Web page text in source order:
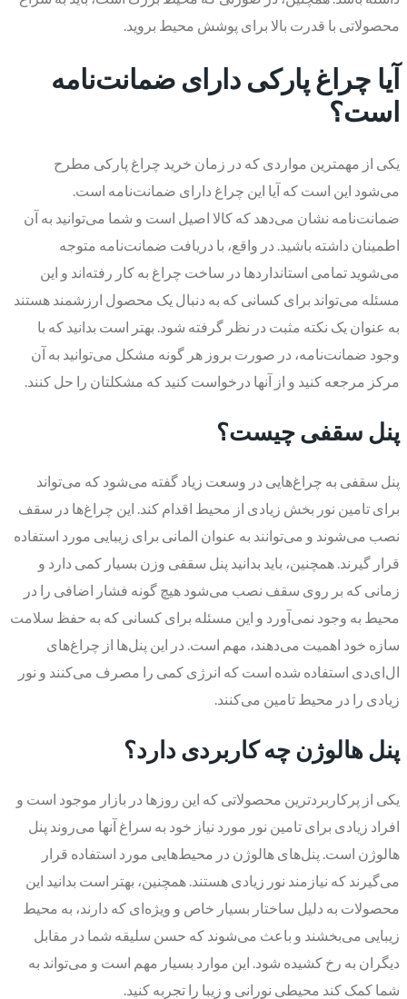
محصولاتی با قدرت بالا برای پوشش محیط بروید.
آیا چراغ پارکی دارای ضمانت‌نامه
است؟
یکی از مهمترین مواردی که در زمان خرید چراغ پارکی مطرح
می‌شود این است که آیا این چراغ دارای ضمانت‌نامه است.
ضمانت‌نامه نشان می‌دهد که کالا اصیل است و شما می‌توانید به آن
اطمینان داشته باشید. در واقع، با دریافت ضمانت‌نامه متوجه
می‌شوید تمامی استانداردها در ساخت چراغ به کار رفته‌اند و این
مسئله می‌تواند برای کسانی که به دنبال یک محصول ارزشمند هستند
به عنوان یک نکته مثبت در نظر گرفته شود. بهتر است بدانید که با
وجود ضمانت‌نامه، در صورت بروز هر گونه مشکل می‌توانید به آن
مرکز مرجعه کنید و از آنها درخواست کنید که مشکلتان را حل کنند.
پنل سقفی چیست؟
پنل سقفی به چراغ‌هایی در وسعت زیاد گفته می‌شود که می‌تواند
برای تامین نور بخش زیادی از محیط اقدام کند. این چراغ‌ها در سقف
نصب می‌شوند و می‌توانند به عنوان المانی برای زیبایی مورد استفاده
قرار گیرند. همچنین، باید بدانید پنل سقفی وزن بسیار کمی دارد و
زمانی که بر روی سقف نصب می‌شود هیچ گونه فشار اضافی را در
محیط به وجود نمی‌آورد و این مسئله برای کسانی که به حفظ سلامت
سازه خود اهمیت می‌دهند، مهم است. در این پنل‌ها از چراغ‌های
ال‌ای‌دی استفاده شده است که انرژی کمی را مصرف می‌کنند و نور
زیادی را در محیط تامین می‌کنند.
پنل هالوژن چه کاربردی دارد؟
یکی از پرکاربردترین محصولاتی که این روزها در بازار موجود است و
افراد زیادی برای تامین نور مورد نیاز خود به سراغ آنها می‌روند پنل
هالوژن است. پنل‌های هالوژن در محیط‌هایی مورد استفاده قرار
می‌گیرند که نیازمند نور زیادی هستند. همچنین، بهتر است بدانید این
محصولات به دلیل ساختار بسیار خاص و ویژه‌ای که دارند، به محیط
زیبایی می‌بخشند و باعث می‌شوند که حسن سلیقه شما در مقابل
دیگران به رخ کشیده شود. این موارد بسیار مهم است و می‌تواند به
شما کمک کند محیطی نورانی و زیبا را تجربه کنید.